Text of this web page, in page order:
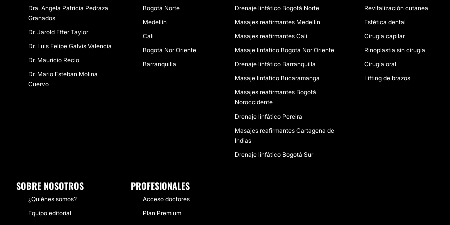
la mejor opción! Porque en
Clinicasesteticas.com.co, no queremos que el
de descuento ya!
Dra. Angela Patricia Pedraza
Granados
Dr. Jarold Effer Taylor
Dr. Luis Felipe Galvis Valencia
Dr. Mauricio Recio
Dr. Mario Esteban Molina
Cuervo
Bogotá Norte
Medellín
Cali
Bogotá Nor Oriente
Barranquilla
Drenaje linfático Bogotá Norte
Masajes reafirmantes Medellín
Masajes reafirmantes Cali
Masaje linfático Bogotá Nor Oriente
Drenaje linfático Barranquilla
Masaje linfático Bucaramanga
Masajes reafirmantes Bogotá
Noroccidente
Drenaje linfático Pereira
Masajes reafirmantes Cartagena de
Indias
Drenaje linfático Bogotá Sur
Revitalización cutánea
Estética dental
Cirugía capilar
Rinoplastia sin cirugía
Cirugía oral
Lifting de brazos
SOBRE NOSOTROS
¿Quiénes somos?
Equipo editorial
PROFESIONALES
Acceso doctores
Plan Premium